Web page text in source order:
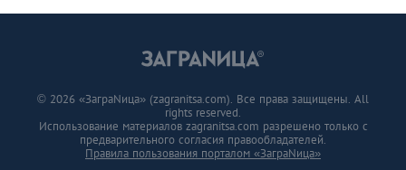
© 2026 «ЗаграNица» (zagranitsa.com). Все права защищены. All
rights reserved.
Использование материалов zagranitsa.com разрешено только с
предварительного согласия правообладателей.
Правила пользования порталом «ЗаграNица»